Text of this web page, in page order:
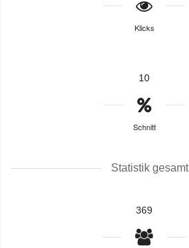
Klicks
10
Schnitt
Statistik gesamt
369